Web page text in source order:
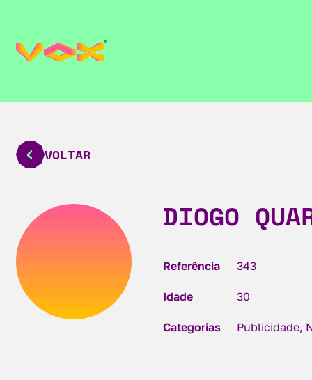
VOLTAR
DIOGO
Referência 343
Idade 30
Categorias Publicidade,